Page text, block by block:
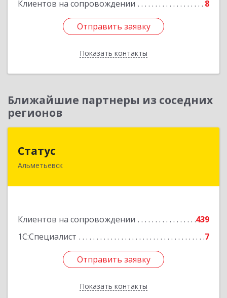
Клиентов на сопровождении 8
Отправить заявку
Показать контакты
Отправить заявку
Назад
Ближайшие партнеры из соседних
регионов
Статус
Альметьевск
Клиентов на сопровождении
439
1С:Специалист
7
Отправить заявку
Показать контакты
423450, Татарстан Респ, Альметьевск г, Мира
Отправить заявку
Назад